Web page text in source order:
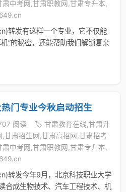
中考网,甘肃职教网,甘肃专升本,
转发有这样一个专业，它不仅能
”的秘密，还能帮助我们解锁复杂
门专业今秋启动招生
阅读
🏷️ 甘肃教育在线,甘肃升
甘肃招生网,甘肃高招网,甘肃招考
中考网,甘肃职教网,甘肃专升本,
转发今年9月，北京科技职业大学
合成生物技术、汽车工程技术、机